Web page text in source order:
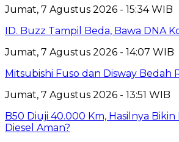
Jumat, 7 Agustus 2026 - 15:34 WIB
ID. Buzz Tampil Beda, Bawa DNA
Jumat, 7 Agustus 2026 - 14:07 WIB
Mitsubishi Fuso dan Disway Bedah
Jumat, 7 Agustus 2026 - 13:51 WIB
B50 Diuji 40.000 Km, Hasilnya Bikin
Diesel Aman?